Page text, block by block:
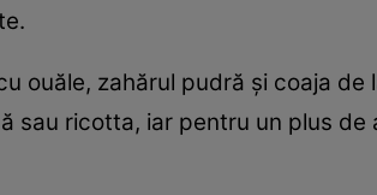
ouăle, zahărul pudră și coaja de
sau ricotta, iar pentru un plus de